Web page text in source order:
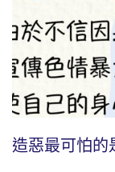
造惡最可怕的